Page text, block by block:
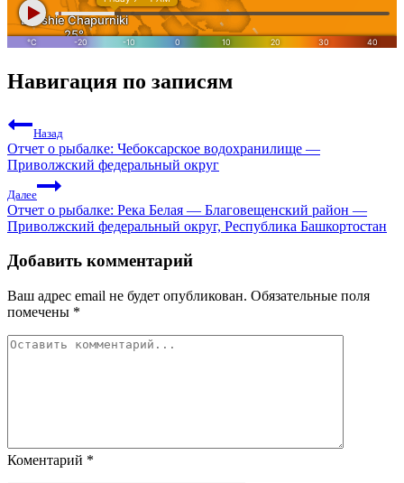
Навигация по записям
Назад
Отчет о рыбалке: Чебоксарское водохранилище —
Приволжский федеральный округ
Далее
Отчет о рыбалке: Река Белая — Благовещенский район —
Приволжский федеральный округ, Республика Башкортостан
Добавить комментарий
Ваш адрес email не будет опубликован. Обязательные поля
помечены *
Коментарий *